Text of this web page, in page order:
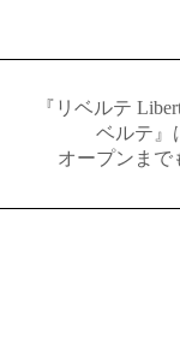
『リベルテ
ベルテ』
オープンまで